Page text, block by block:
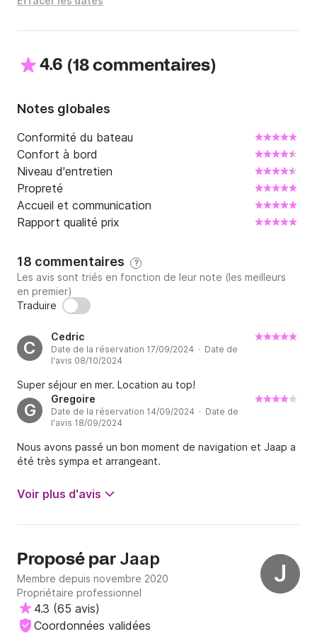
4.6 (18 commentaires)
Notes globales
Conformité du bateau
Confort à bord
Niveau d'entretien
Propreté
Accueil et communication
Rapport qualité prix
18 commentaires ?
Les avis sont triés en fonction de leur note (les meilleurs
en premier)
Traduire
C
Cedric
Date de la réservation 17/09/2024 · Date de
l'avis 08/10/2024
Super séjour en mer. Location au top!
G
Gregoire
Date de la réservation 14/09/2024 · Date de
l'avis 18/09/2024
Nous avons passé un bon moment de navigation et Jaap a
été très sympa et arrangeant.
Voir plus d'avis
J
Proposé par Jaap
Membre depuis novembre 2020
Propriétaire professionnel
4.3 (65 avis)
Coordonnées validées